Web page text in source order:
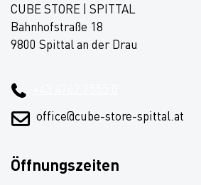
CUBE STORE | SPITTAL
Bahnhofstraße 18
9800 Spittal an der Drau
office@cube-store-spittal.at
Öffnungszeiten